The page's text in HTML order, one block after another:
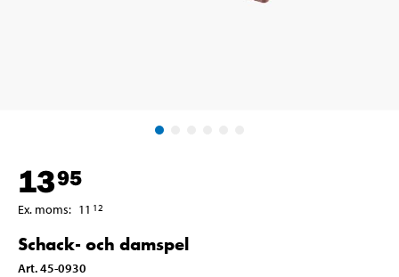
1395
Ex. moms: 11 12
Schack- och damspel
Art.45-0930